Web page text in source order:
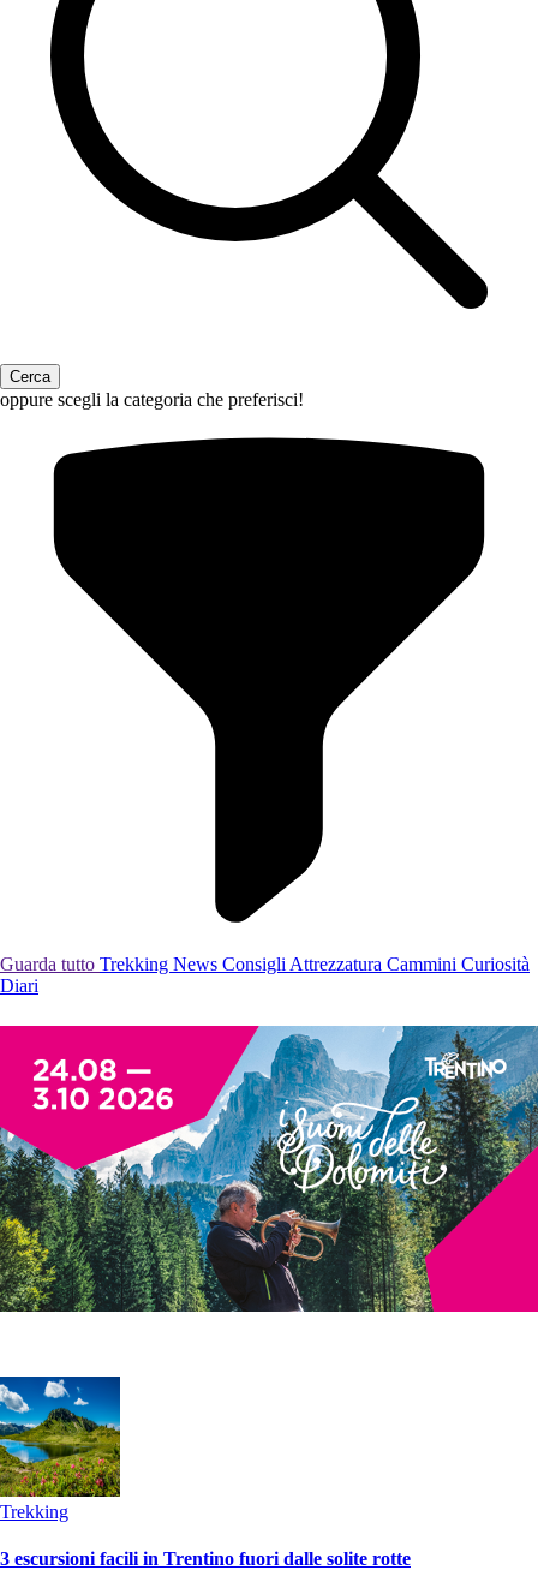
oppure scegli la categoria che preferisci!
Guarda tutto Trekking News Consigli Attrezzatura Cammini Curiosità
Diari
Trekking
3 escursioni facili in Trentino fuori dalle solite rotte